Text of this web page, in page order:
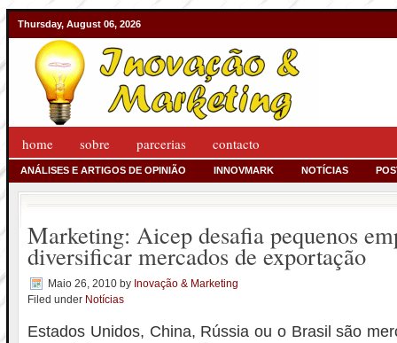
Thursday, August 06, 2026
home sobre parcerias contacto
ANÁLISES E ARTIGOS DE OPINIÃO INNOVMARK NOTÍCIAS
Marketing: Aicep desafia pequenos
diversificar mercados de exportação
Maio 26, 2010 by Inovação & Marketing
Filed under Notícias
Estados Unidos, China, Rússia ou o Brasil são